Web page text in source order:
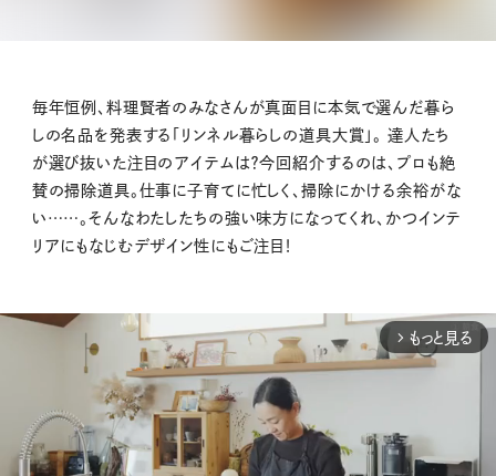
毎年恒例、料理賢者のみなさんが真面目に本気で選んだ暮ら
しの名品を発表する「リンネル暮らしの道具大賞」。 達人たち
が選び抜いた注目のアイテムは？今回紹介するのは、プロも絶
賛の掃除道具。仕事に子育てに忙しく、掃除にかける余裕がな
い……。そんなわたしたちの強い味方になってくれ、かつインテ
リアにもなじむデザイン性にもご注目！
arrow_forward_ios もっと見る